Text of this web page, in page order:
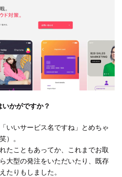
かがですか？
いいサービス名ですね」とめちゃ
）。
たこともあってか、これまでお取
大型の発注をいただいたり、既存
たりもしました。